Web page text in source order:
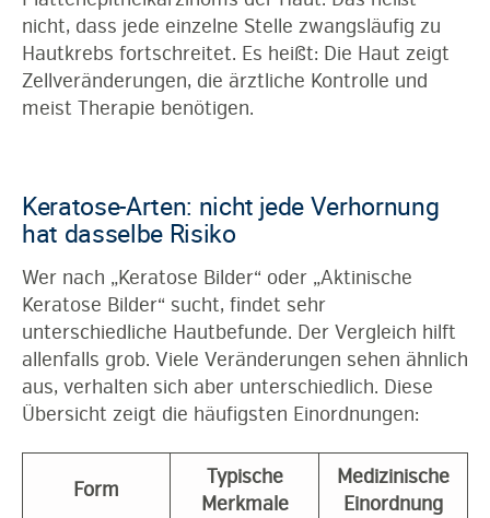
nicht, dass jede einzelne Stelle zwangsläufig zu
Hautkrebs fortschreitet. Es heißt: Die Haut zeigt
Zellveränderungen, die ärztliche Kontrolle und
meist Therapie benötigen.
Keratose-Arten: nicht jede Verhornung
hat dasselbe Risiko
Wer nach „Keratose Bilder“ oder „Aktinische
Keratose Bilder“ sucht, findet sehr
unterschiedliche Hautbefunde. Der Vergleich hilft
allenfalls grob. Viele Veränderungen sehen ähnlich
aus, verhalten sich aber unterschiedlich. Diese
Übersicht zeigt die häufigsten Einordnungen:
Form
Typische
Merkmale
Medizinische
Einordnung